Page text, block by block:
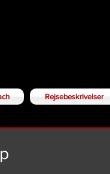
Rejsebeskrivelser